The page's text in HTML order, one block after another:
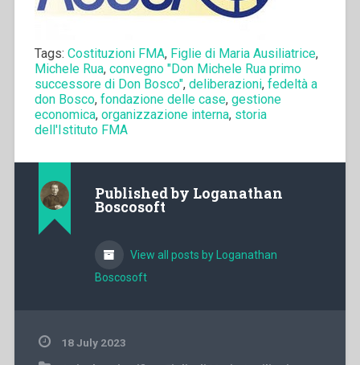
Tags: Costituzioni FMA, Figlie di Maria Ausiliatrice,
Michele Rua, convegno "Don Michele Rua primo
successore di Don Bosco", deliberazioni, fedeltà a
don Bosco, fondazione delle case, gestione
economica, organizzazione interna, storia
dell'Istituto FMA
Published by Loganathan
Boscosoft
View all posts by Loganathan
Boscosoft
18 July 2023